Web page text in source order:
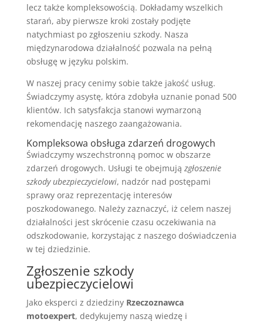
lecz także kompleksowością. Dokładamy wszelkich
starań, aby pierwsze kroki zostały podjęte
natychmiast po zgłoszeniu szkody. Nasza
międzynarodowa działalność pozwala na pełną
obsługę w języku polskim.
W naszej pracy cenimy sobie także jakość usług.
Świadczymy asystę, która zdobyła uznanie ponad 500
klientów. Ich satysfakcja stanowi wymarzoną
rekomendację naszego zaangażowania.
Kompleksowa obsługa zdarzeń drogowych
Świadczymy wszechstronną pomoc w obszarze
zdarzeń drogowych. Usługi te obejmują zgłoszenie
szkody ubezpieczycielowi, nadzór nad postępami
sprawy oraz reprezentację interesów
poszkodowanego. Należy zaznaczyć, iż celem naszej
działalności jest skrócenie czasu oczekiwania na
odszkodowanie, korzystając z naszego doświadczenia
w tej dziedzinie.
Zgłoszenie szkody
ubezpieczycielowi
Jako eksperci z dziedziny Rzeczoznawca
motoexpert, dedykujemy naszą wiedzę i